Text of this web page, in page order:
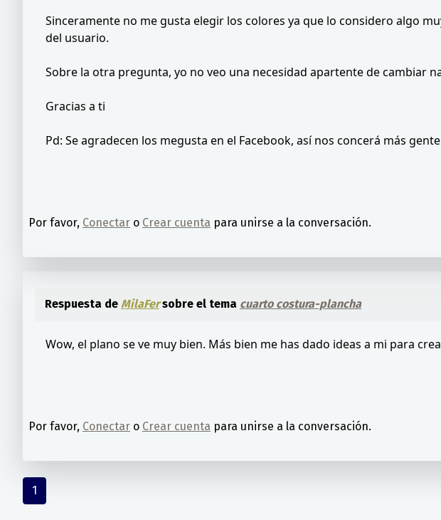
Sinceramente no me gusta elegir los colores ya que lo considero algo
del usuario.
Sobre la otra pregunta, yo no veo una necesidad apartente de
Gracias a ti
Pd: Se agradecen los megusta en el Facebook, así nos concerá más
Por favor, Conectar o Crear cuenta para unirse a la conversación.
Respuesta de MilaFersobre el tema cuarto costura-plancha
Wow, el plano se ve muy bien. Más bien me has dado ideas a mi para
Por favor, Conectar o Crear cuenta para unirse a la conversación.
1